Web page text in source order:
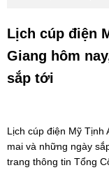
Lịch cúp điện
Giang hôm
sắp tới
Lịch cúp điện Mỹ Tịnh
mai và những ngày
trang thông tin Tổng